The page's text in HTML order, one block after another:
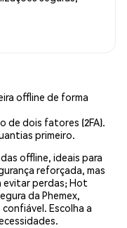
offline de forma
de dois fatores (2FA).
primeiro.
offline, ideais para
reforçada, mas
evitar perdas; Hot
da Phemex,
Escolha a